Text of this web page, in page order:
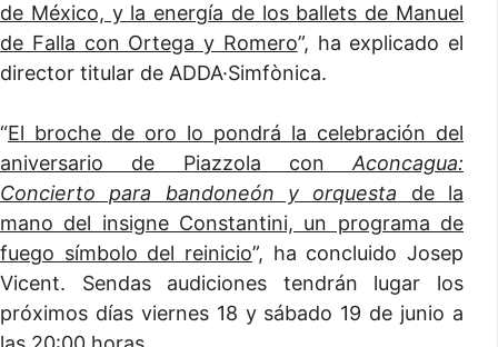
de México, y la energía de los ballets de Manuel
de Falla con Ortega y Romero”, ha explicado el
director titular de ADDA·Simfònica.
“El broche de oro lo pondrá la celebración del
aniversario de Piazzola con Aconcagua:
Concierto para bandoneón y orquesta de la
mano del insigne Constantini, un programa de
fuego símbolo del reinicio”, ha concluido Josep
Vicent. Sendas audiciones tendrán lugar los
próximos días viernes 18 y sábado 19 de junio a